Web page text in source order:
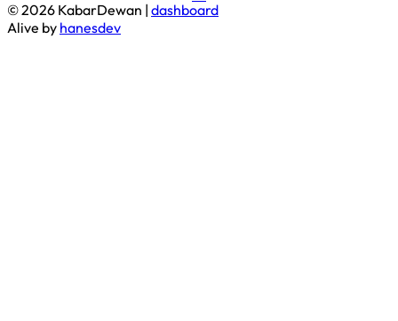
© 2026 KabarDewan | dashboard
Alive by hanesdev